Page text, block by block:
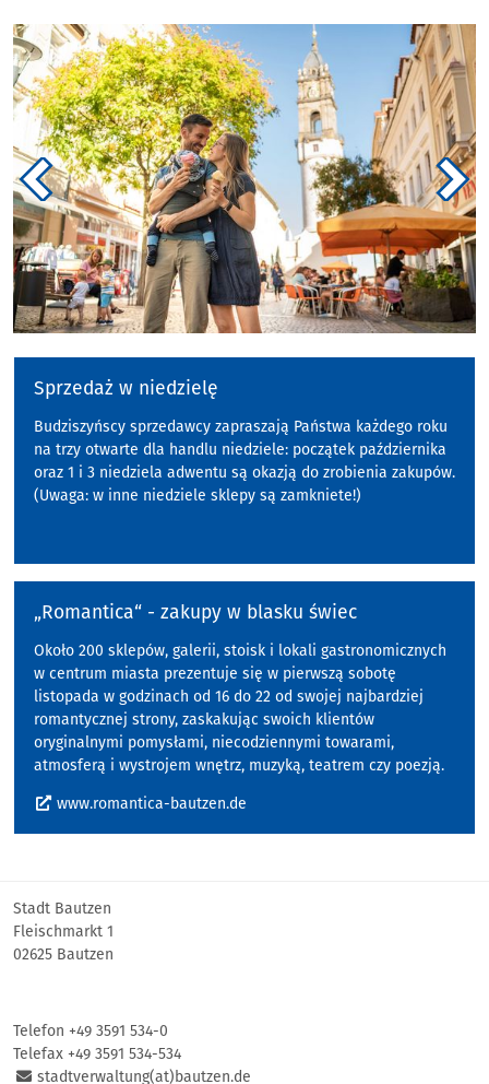
zurück
Sprzedaż w niedzielę
Budziszyńscy sprzedawcy zapraszają Państwa każdego roku
na trzy otwarte dla handlu niedziele: początek października
oraz 1 i 3 niedziela adwentu są okazją do zrobienia zakupów.
(Uwaga: w inne niedziele sklepy są zamkniete!)
„Romantica“ - zakupy w blasku świec
Około 200 sklepów, galerii, stoisk i lokali gastronomicznych
w centrum miasta prezentuje się w pierwszą sobotę
listopada w godzinach od 16 do 22 od swojej najbardziej
romantycznej strony, zaskakując swoich klientów
oryginalnymi pomysłami, niecodziennymi towarami,
atmosferą i wystrojem wnętrz, muzyką, teatrem czy poezją.
www.romantica-bautzen.de
Stadt Bautzen
Fleischmarkt 1
02625 Bautzen
Telefon +49 3591 534-0
Telefax +49 3591 534-534
stadtverwaltung(at)bautzen.de